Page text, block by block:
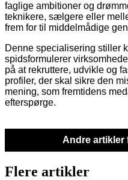
faglige ambitioner og
teknikere, sælgere eller
frem for til middelmådige
Denne specialisering stiller
spidsformulerer
på at rekruttere, udvikle og
profiler, der skal sikre den
mening, som fremtidens
efterspørge.
Andre artikler
Flere artikler